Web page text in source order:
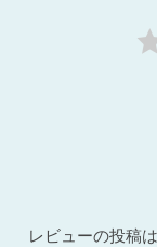
レビューの投稿